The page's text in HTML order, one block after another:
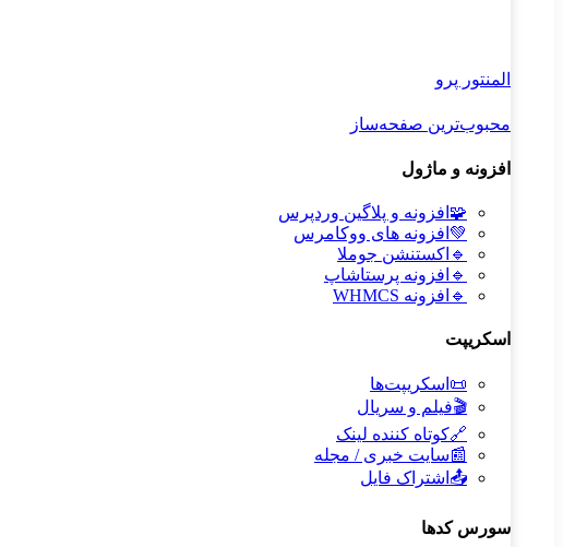
المنتور پرو
محبوب‌ترین صفحه‌ساز
افزونه و ماژول
🧩 افزونه و پلاگین وردپرس
💚 افزونه های ووکامرس
🔹 اکستنشن جوملا
🔹 افزونه پرستاشاپ
🔹 افزونه WHMCS
اسکریپت
📜 اسکریپت‌ها
🎬فیلم و سریال
🔗کوتاه کننده لینک
📰سایت خبری / مجله
📤 اشتراک فایل
سورس کدها